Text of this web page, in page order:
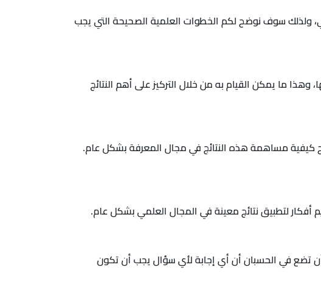
ولذلك سوف نوضح لكم الخطوات العلمية الصحيحة التي يجب
ما يمكن القيام به من خلال التركيز على أهم النتائج
كيفية مساهمة هذه النتائج في مجال المعرفة بشكل عام.
لتطبيق نتائج معينة في المجال العلمي بشكل عام.
تضع في الحسبان أن أي إجابة لأي سؤال يجب أن تكون